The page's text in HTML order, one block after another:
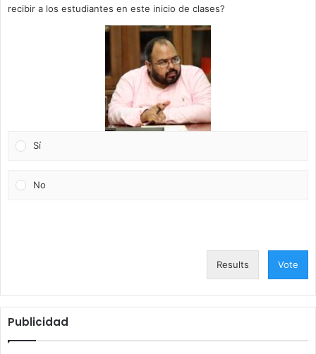
recibir a los estudiantes en este inicio de clases?
Sí
No
Results Vote
Publicidad